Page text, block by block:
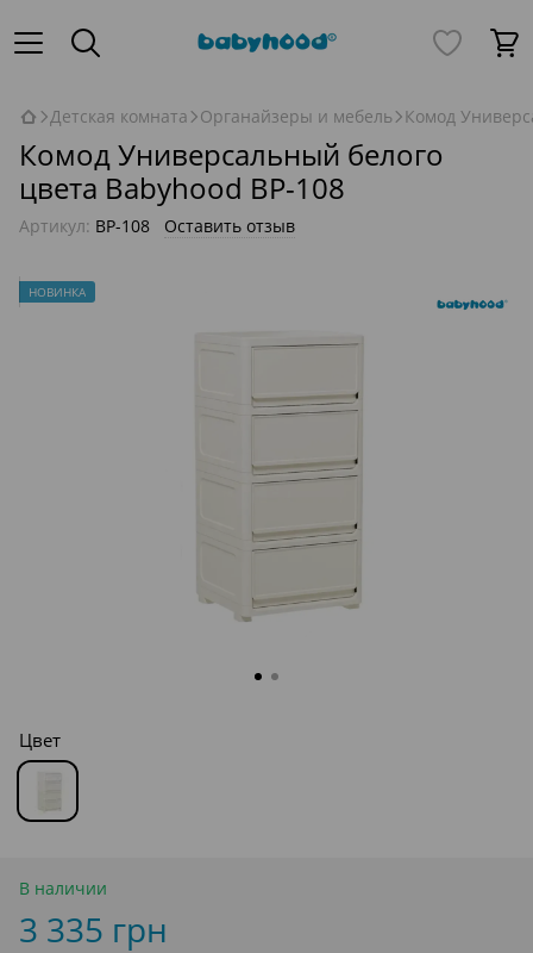
Детская комната Органайзеры и мебель Комод
Комод Универсальный белого
цвета Babyhood BP-108
Артикул: BP-108 Оставить отзыв
НОВИНКА
Цвет
В наличии
3 335 грн